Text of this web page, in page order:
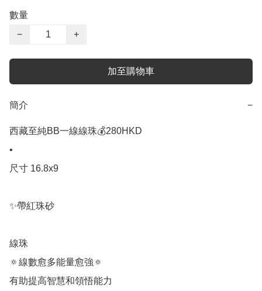
數量
−
+
加至購物車
簡介 −
西藏至純BB一線線珠💰280HKD
•
尺寸 16.8x9
✨帶紅珠砂
線珠
🔅線數愈多能量愈強🔅
有助提高智慧和領悟能力